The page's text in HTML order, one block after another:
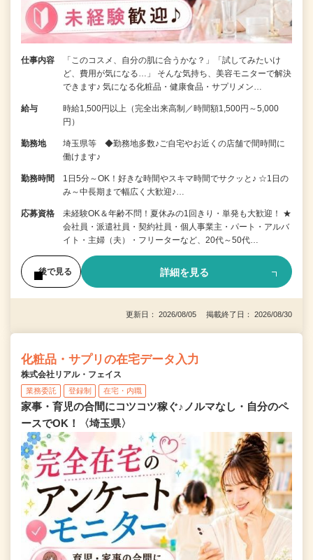
仕事内容
「このコスメ、自分の肌に合うかな？」「試してみたいけ
ど、費用が気になる…」 そんな気持ち、美容モニターで解決
できます♪ 気になる化粧品・健康食品・サプリメン…
給与
時給1,500円以上（完全出来高制／時間額1,500円～5,000
円）
勤務地
埼玉県等 ◆勤務地多数♪ご自宅やお近くの店舗で間時間に
働けます♪
勤務時間
1日5分～OK！好きな時間やスキマ時間でサクッと♪ ☆1日の
み～中長期まで幅広く大歓迎♪…
応募資格
未経験OK＆年齢不問！夏休みの1回きり・単発も大歓迎！ ★
会社員・派遣社員・契約社員・個人事業主・パート・アルバ
イト・主婦（夫）・フリーターなど、20代～50代…
後で見る 詳細を見る
更新日： 2026/08/05 掲載終了日： 2026/08/30
化粧品・サプリの在宅データ入力
株式会社リアル・フェイス
業務委託 登録制 在宅・内職
家事・育児の合間にコツコツ稼ぐ♪ノルマなし・自分のペ
ースでOK！〈埼玉県〉